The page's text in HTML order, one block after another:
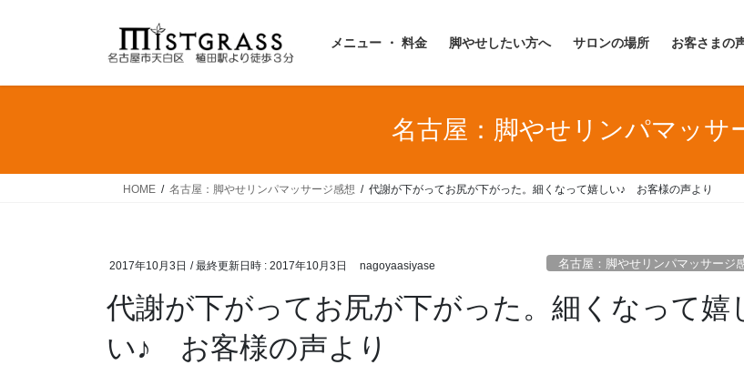
メニュー ・ 料金 脚やせしたい方へ サロンの場所 お客さまの
名古屋：脚やせリンパマッサ
HOME 名古屋：脚やせリンパマッサージ感想 代謝が下がってお尻が下がった。細くなって嬉しい♪ お客様の声より
2017年10月3日 / 最終更新日時 : 2017年10月3日 nagoyaasiyase 名古屋：脚やせリンパマッサージ
代謝が下がってお尻が下がった。細くなって嬉
い♪ お客様の声より